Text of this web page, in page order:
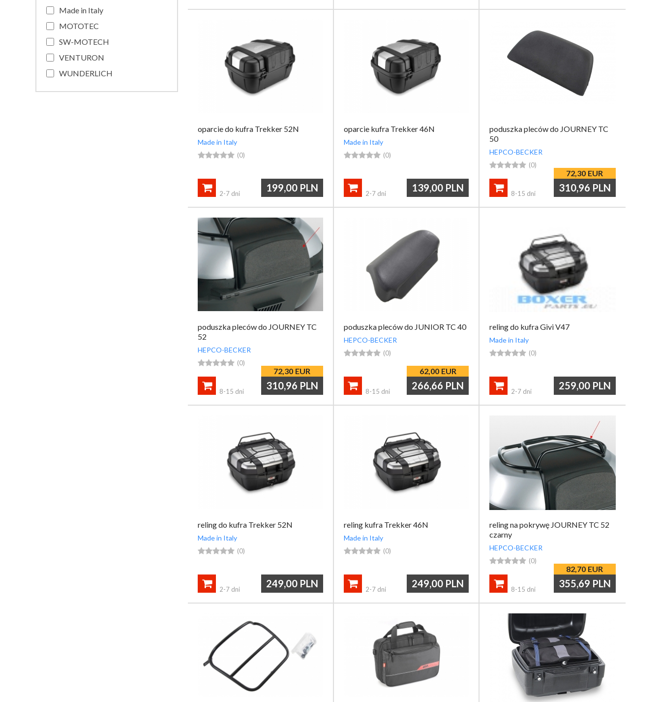
Made in Italy
MOTOTEC
SW-MOTECH
VENTURON
WUNDERLICH
oparcie do kufra Trekker 52N
Made in Italy
 (0)
199,00 PLN

2-7 dni
oparcie kufra Trekker 46N
Made in Italy
 (0)
139,00 PLN

2-7 dni
poduszka pleców do JOURNEY TC
50
HEPCO-BECKER
 (0)
72,30 EUR
310,96 PLN

8-15 dni
poduszka pleców do JOURNEY TC
52
HEPCO-BECKER
 (0)
72,30 EUR
310,96 PLN

8-15 dni
poduszka pleców do JUNIOR TC 40
HEPCO-BECKER
 (0)
62,00 EUR
266,66 PLN

8-15 dni
reling do kufra Givi V47
Made in Italy
 (0)
259,00 PLN

2-7 dni
reling do kufra Trekker 52N
Made in Italy
 (0)
249,00 PLN

2-7 dni
reling kufra Trekker 46N
Made in Italy
 (0)
249,00 PLN

2-7 dni
reling na pokrywę JOURNEY TC 52
czarny
HEPCO-BECKER
 (0)
82,70 EUR
355,69 PLN

8-15 dni